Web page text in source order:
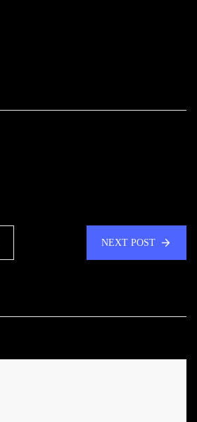
NEXT POST